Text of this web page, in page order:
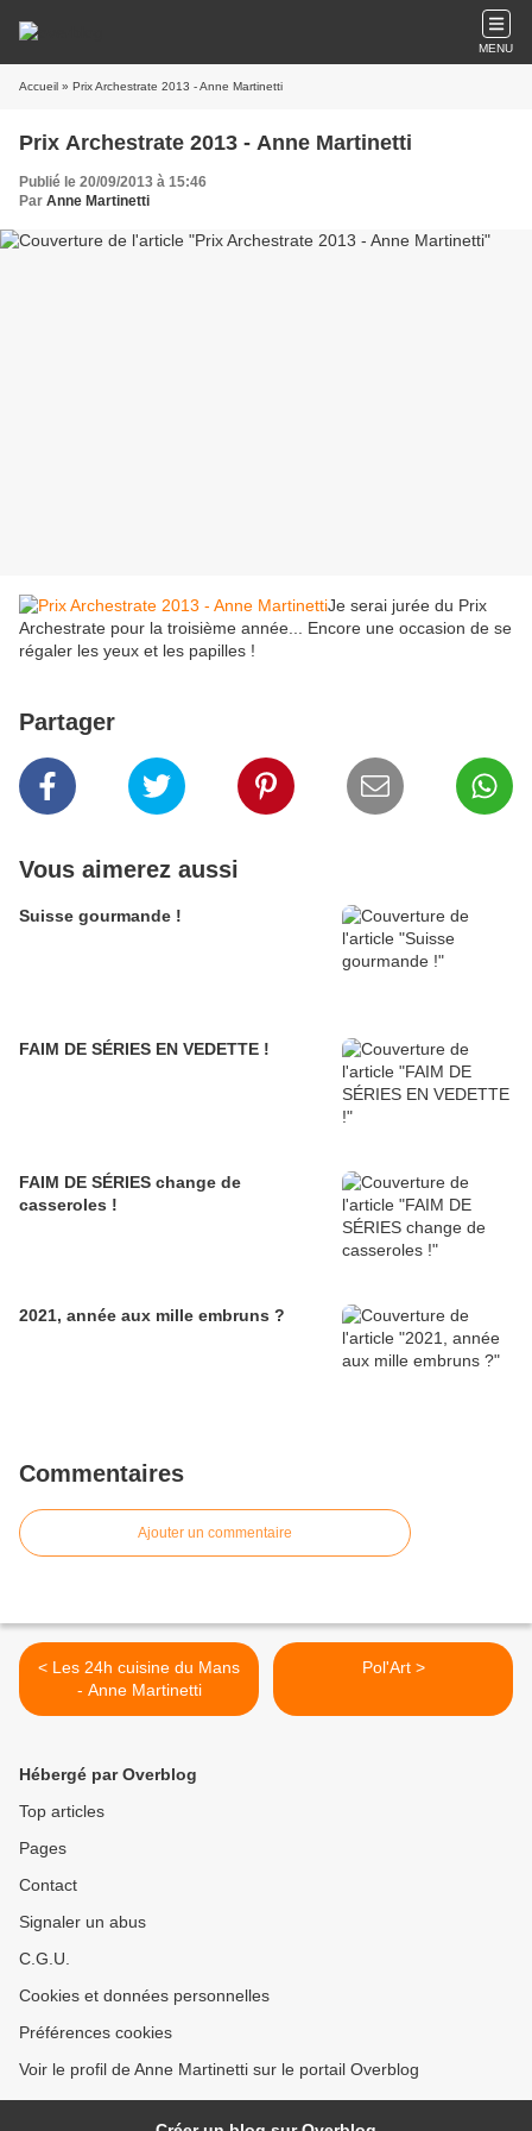
MENU
Accueil » Prix Archestrate 2013 - Anne Martinetti
Prix Archestrate 2013 - Anne Martinetti
Publié le 20/09/2013 à 15:46
Par Anne Martinetti
Je serai jurée du Prix
Archestrate pour la troisième année... Encore une occasion de se
régaler les yeux et les papilles !
Partager
Vous aimerez aussi
Suisse gourmande !
FAIM DE SÉRIES EN VEDETTE !
FAIM DE SÉRIES change de
casseroles !
2021, année aux mille embruns ?
Commentaires
Ajouter un commentaire
< Les 24h cuisine du Mans
- Anne Martinetti
Pol'Art >
Hébergé par Overblog
Top articles
Pages
Contact
Signaler un abus
C.G.U.
Cookies et données personnelles
Préférences cookies
Voir le profil de Anne Martinetti sur le portail Overblog